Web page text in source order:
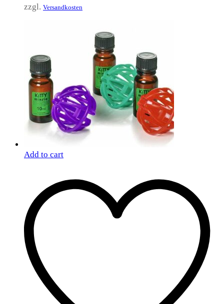
zzgl. Versandkosten
Add to cart